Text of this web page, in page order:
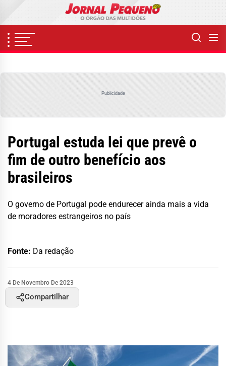
content
Publicidade
Portugal estuda lei que prevê o
fim de outro benefício aos
brasileiros
O governo de Portugal pode endurecer ainda mais a vida
de moradores estrangeiros no país
Fonte: Da redação
4 De Novembro De 2023
Compartilhar